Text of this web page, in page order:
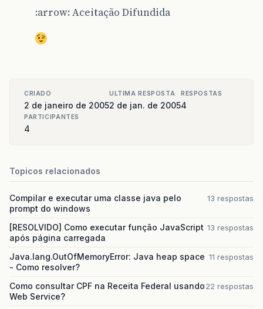
:arrow: Aceitação Difundida
CRIADO
2 de janeiro de 2005
ULTIMA RESPOSTA
2 de jan. de 2005
RESPOSTAS
4
PARTICIPANTES
4
Topicos relacionados
Compilar e executar uma classe java pelo
prompt do windows
13 respostas
[RESOLVIDO] Como executar função JavaScript
após página carregada
13 respostas
Java.lang.OutOfMemoryError: Java heap space
- Como resolver?
11 respostas
Como consultar CPF na Receita Federal usando
Web Service?
22 respostas